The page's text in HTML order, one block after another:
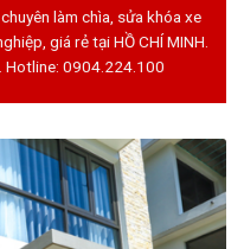
làm chìa, sửa khóa xe
giá rẻ tại HỒ CHÍ MINH.
Hotline: 0904.224.100